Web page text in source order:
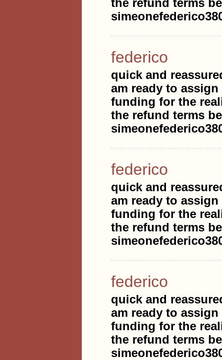
the refund terms
federico
quick and
am ready to
funding for the
the refund terms
federico
quick and
am ready to
funding for the
the refund terms
federico
quick and
am ready to
funding for the
the refund terms